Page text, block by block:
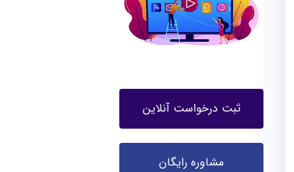
ثبت درخواست آنلاین
مشاوره رایگان